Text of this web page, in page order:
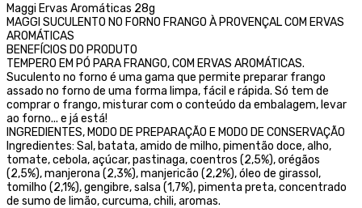
Maggi Ervas Aromáticas 28g
MAGGI SUCULENTO NO FORNO FRANGO À PROVENÇAL COM ERVAS
AROMÁTICAS
BENEFÍCIOS DO PRODUTO
TEMPERO EM PÓ PARA FRANGO, COM ERVAS AROMÁTICAS.
Suculento no forno é uma gama que permite preparar frango
assado no forno de uma forma limpa, fácil e rápida. Só tem de
comprar o frango, misturar com o conteúdo da embalagem, levar
ao forno... e já está!
INGREDIENTES, MODO DE PREPARAÇÃO E MODO DE CONSERVAÇÃO
Ingredientes: Sal, batata, amido de milho, pimentão doce, alho,
tomate, cebola, açúcar, pastinaga, coentros (2,5%), orégãos
(2,5%), manjerona (2,3%), manjericão (2,2%), óleo de girassol,
tomilho (2,1%), gengibre, salsa (1,7%), pimenta preta, concentrado
de sumo de limão, curcuma, chili, aromas.